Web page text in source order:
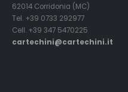
62014 Corridonia (MC)
Tel. +39 0733 292977
Cell. +39 347 5470225
cartechini@cartechini.it